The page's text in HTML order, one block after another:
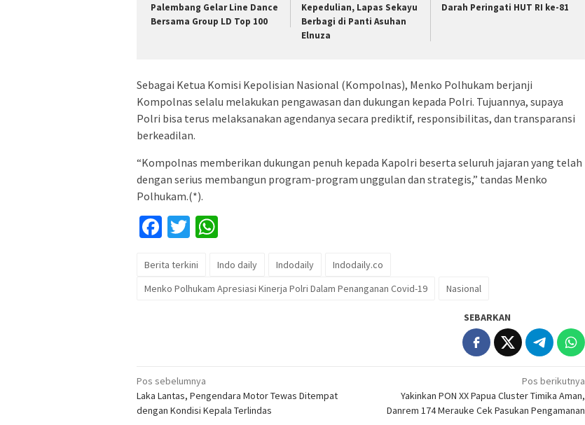
Palembang Gelar Line Dance
Bersama Group LD Top 100
Kepedulian, Lapas Sekayu
Berbagi di Panti Asuhan
Elnuza
Darah Peringati HUT RI ke-81
Sebagai Ketua Komisi Kepolisian Nasional (Kompolnas), Menko Polhukam berjanji
Kompolnas selalu melakukan pengawasan dan dukungan kepada Polri. Tujuannya, supaya
Polri bisa terus melaksanakan agendanya secara prediktif, responsibilitas, dan transparansi
berkeadilan.
“Kompolnas memberikan dukungan penuh kepada Kapolri beserta seluruh jajaran yang telah
dengan serius membangun program-program unggulan dan strategis,” tandas Menko
Polhukam.(*).
Facebook
Twitter
Berita terkini Indo daily Indodaily
Indodaily.co
Menko Polhukam Apresiasi Kinerja Polri Dalam Penanganan Covid-19
Nasional
SEBARKAN
Navigasi
pos
Pos sebelumnya
Laka Lantas, Pengendara Motor Tewas Ditempat
dengan Kondisi Kepala Terlindas
Pos berikutnya
Yakinkan PON XX Papua Cluster Timika Aman,
Danrem 174 Merauke Cek Pasukan Pengamanan